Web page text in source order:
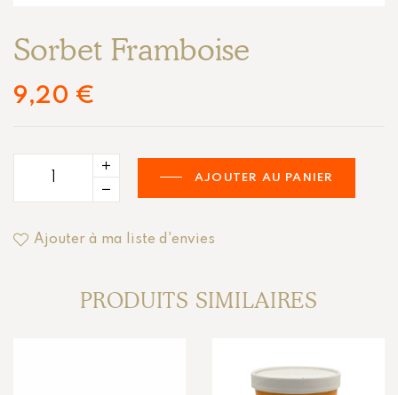
Sorbet Framboise
9,20 €
AJOUTER AU PANIER
Ajouter à ma liste d'envies
PRODUITS SIMILAIRES